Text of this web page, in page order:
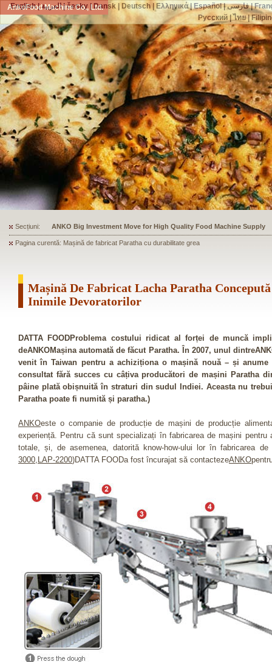
AnkoFood Machine Co., Ltd.
Secțiuni: ANKO's Food Processing Equipment Assists a Shoe Seller to Start
Pagina curentă: Mașină de fabricat Paratha cu durabilitate grea
Mașină De Fabricat Lacha Paratha
Inimile Devoratorilor
DATTA FOODProblema costului ridicat al forței de muncă
deANKOMașina automată de făcut Paratha. În 2007, unul
venit în Taiwan pentru a achiziționa o mașină nouă – și
consultat fără succes cu câțiva producători de mașini Paratha
pâine plată obișnuită în straturi din sudul Indiei. Aceasta nu
Paratha poate fi numită și paratha.)
ANKOeste o companie de producție de mașini de producție
experiență. Pentru că sunt specializați în fabricarea de mașini
totale, și, de asemenea, datorită know-how-ului lor în fabricarea
3000, LAP-2200)DATTA FOODa fost încurajat să contactezeANKO
English|العربية|česky| Dansk| Deutsch| Ελληνικά|Español|فارسی|
Русский|ไทย|